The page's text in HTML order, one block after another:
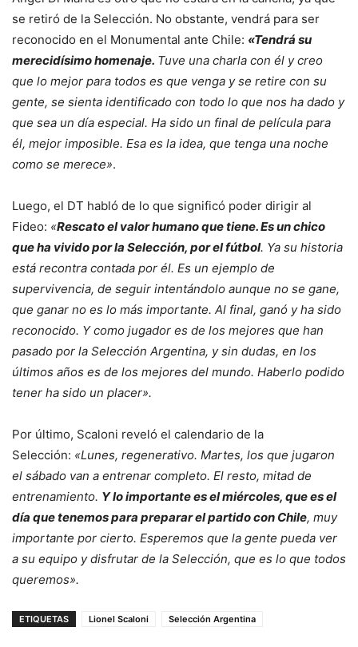
se retiró de la Selección. No obstante, vendrá para ser
reconocido en el Monumental ante Chile: «Tendrá su
merecidísimo homenaje. Tuve una charla con él y creo
que lo mejor para todos es que venga y se retire con su
gente, se sienta identificado con todo lo que nos ha dado y
que sea un día especial. Ha sido un final de película para
él, mejor imposible. Esa es la idea, que tenga una noche
como se merece».
Luego, el DT habló de lo que significó poder dirigir al
Fideo: «Rescato el valor humano que tiene. Es un chico
que ha vivido por la Selección, por el fútbol. Ya su historia
está recontra contada por él. Es un ejemplo de
supervivencia, de seguir intentándolo aunque no se gane,
que ganar no es lo más importante. Al final, ganó y ha sido
reconocido. Y como jugador es de los mejores que han
pasado por la Selección Argentina, y sin dudas, en los
últimos años es de los mejores del mundo. Haberlo podido
tener ha sido un placer».
Por último, Scaloni reveló el calendario de la
Selección: «Lunes, regenerativo. Martes, los que jugaron
el sábado van a entrenar completo. El resto, mitad de
entrenamiento. Y lo importante es el miércoles, que es el
día que tenemos para preparar el partido con Chile, muy
importante por cierto. Esperemos que la gente pueda ver
a su equipo y disfrutar de la Selección, que es lo que todos
queremos».
ETIQUETAS Lionel Scaloni Selección Argentina